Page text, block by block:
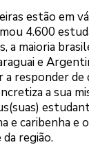
estão em
4.600
a maioria
e
a responder de
a sua
e caribenha e
da região.